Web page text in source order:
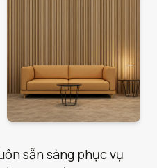
sẵn sàng phục vụ